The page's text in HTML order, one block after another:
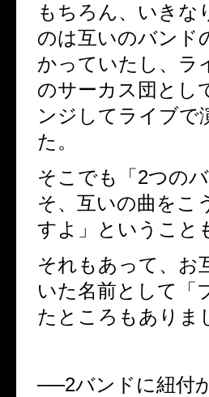
もちろん、いきな
のは互いのバンド
かっていたし、ラ
のサーカス団とし
ンジしてライブで
た。
そこでも「2つの
そ、互いの曲をこ
すよ」ということ
それもあって、お
いた名前として「
たところもありま
──2バンドに紐付